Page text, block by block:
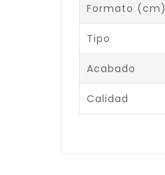
Formato (cm)
Tipo
Acabado
Calidad